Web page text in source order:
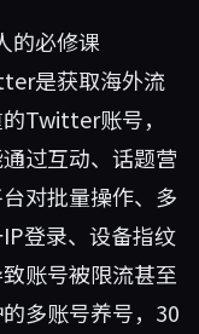
的必修课
是获取海外流
Twitter账号，
过互动、话题营
对批量操作、多
登录、设备指纹
账号被限流甚至
多账号养号，30